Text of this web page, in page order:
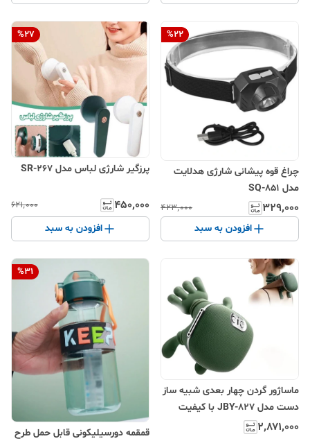
%22
چراغ قوه پیشانی شارژی هدلایت
مدل SQ-851
۳۲۹٬۰۰۰ ۴۲۳٬۰۰۰
افزودن به سبد
%27
پرزگیر شارژی لباس مدل SR-267
۴۵۰٬۰۰۰ ۶۲۱٬۰۰۰
افزودن به سبد
ماساژور گردن چهار بعدی شبیه ساز
دست مدل JBY-827 با کیفیت
عالی
۲٬۸۷۱٬۰۰۰
%31
قمقمه دورسیلیکونی قابل حمل طرح